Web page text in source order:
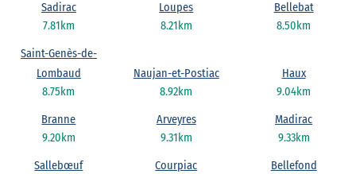
7.81km
Sadirac
8.21km
Loupes
8.50km
Bellebat
8.75km
Saint-Genès-de-
Lombaud
8.92km
Naujan-et-Postiac
9.04km
Haux
9.20km
Branne
9.31km
Arveyres
9.33km
Madirac
Sallebœuf
Courpiac
Bellefond